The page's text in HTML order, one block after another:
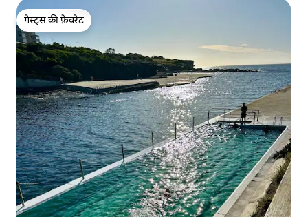
गेस्ट्स की फ़ेवरेट
गेस्ट्स की फ़ेवरेट